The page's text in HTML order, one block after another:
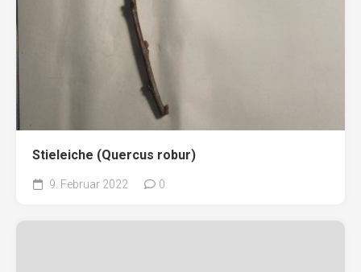
Stieleiche (Quercus robur)
9. Februar 2022 0